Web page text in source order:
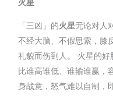
火星
「三凶」的火星无论对人
不经大脑、不假思索，膝
礼貌而伤到人。 火星的
比谁高谁低、谁输谁赢，
身战意，怒气难以自制，